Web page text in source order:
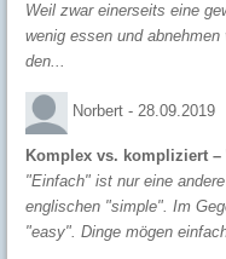
Weil zwar einerseits eine
wenig essen und
den...
Norbert - 28.09.2019
Komplex vs. kompliziert
"Einfach" ist nur eine
englischen "simple". Im
"easy". Dinge mögen